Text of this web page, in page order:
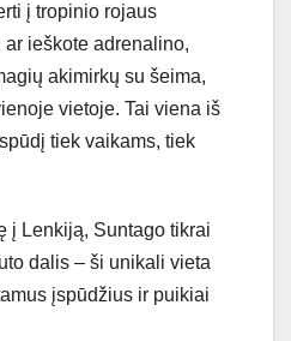
į tropinio rojaus
ieškote adrenalino,
akimirkų su šeima,
vietoje. Tai viena iš
tiek vaikams, tiek
į Lenkiją, Suntago tikrai
dalis – ši unikali vieta
įspūdžius ir puikiai